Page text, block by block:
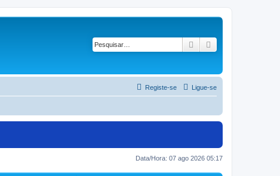
Pesquisar
Ligue-se
Registe-se
Data/Hora: 07 ago 2026 05:17